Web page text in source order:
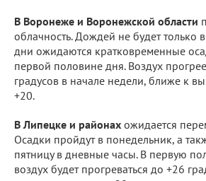
В Воронеже и Воронежской области
облачность. Дождей не будет только
дни ожидаются кратковременные
первой половине дня. Воздух
градусов в начале недели, ближе к
+20.
В Липецке и районах ожидается
Осадки пройдут в понедельник, а
пятницу в дневные часы. В первую
воздух будет прогреваться до +26